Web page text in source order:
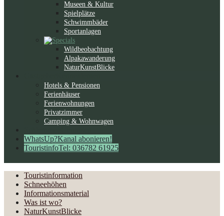
Museen & Kultur
Spielplätze
Schwimmbäder
Sportanlagen
Wildbeobachtung
Alpakawanderung
NaturKunstBlicke
Hotels & Pensionen
Ferienhäuser
Ferienwohnungen
Privatzimmer
Camping & Wohnwagen
WhatsUp?Kanal abonieren!
TouristinfoTel: 036782 61925
Touristinformation
Schneehöhen
Informationsmaterial
Was ist wo?
NaturKunstBlicke